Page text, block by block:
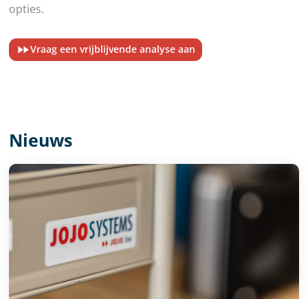
opties.
Vraag een vrijblijvende analyse aan
Nieuws